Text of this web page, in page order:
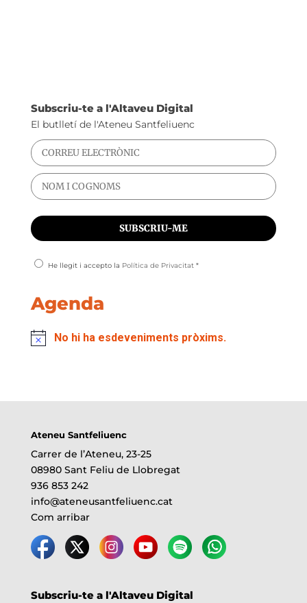
Subscriu-te a l'Altaveu Digital
El butlletí de l'Ateneu Santfeliuenc
He llegit i accepto la Política de Privacitat*
Agenda
No hi ha esdeveniments pròxims.
Ateneu Santfeliuenc
Carrer de l’Ateneu, 23-25
08980 Sant Feliu de Llobregat
936 853 242
info@ateneusantfeliuenc.cat
Com arribar
Subscriu-te a l'Altaveu Digital